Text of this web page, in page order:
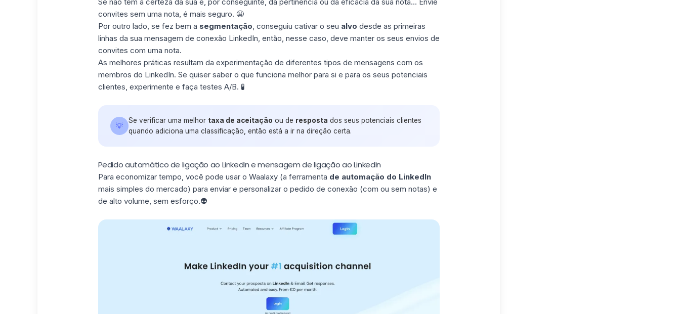
Se não tem a certeza da sua e, por conseguinte, da pertinência ou da eficácia da sua nota... Envie
convites sem uma nota, é mais seguro. 😬
Por outro lado, se fez bem a segmentação, conseguiu cativar o seu alvo desde as primeiras
linhas da sua mensagem de conexão LinkedIn​, então, nesse caso, deve manter os seus envios de
convites com uma nota.
As melhores práticas resultam da experimentação de diferentes tipos de mensagens com os
membros do LinkedIn. Se quiser saber o que funciona melhor para si e para os seus potenciais
clientes, experimente e faça testes A/B. 🧪
💡
Se verificar uma melhor taxa de aceitação ou de resposta dos seus potenciais clientes
quando adiciona uma classificação, então está a ir na direção certa.
Pedido automático de ligação ao LinkedIn e mensagem de ligação ao LinkedIn
Para economizar tempo, você pode usar o Waalaxy (a ferramenta de automação do LinkedIn
mais simples do mercado) para enviar e personalizar o pedido de conexão (com ou sem notas) e
de alto volume, sem esforço.👽